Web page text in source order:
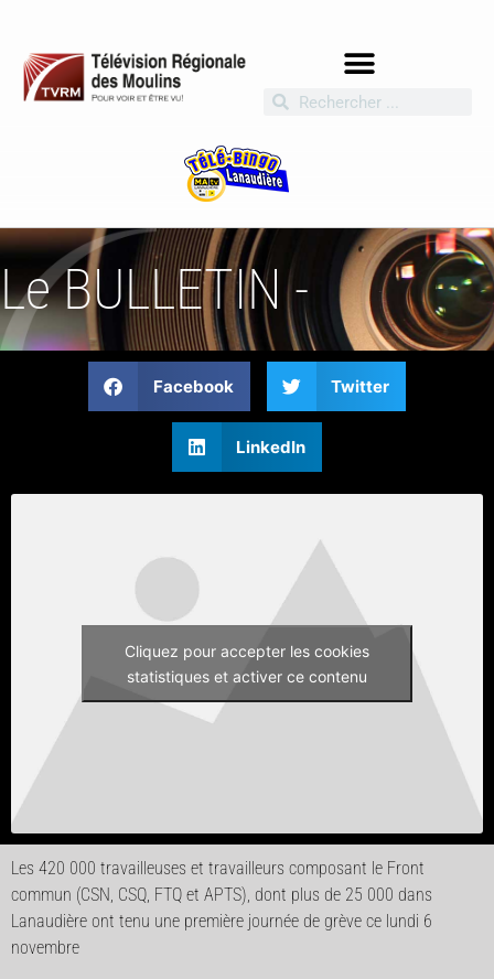
Le BULLETIN -
Facebook Twitter
LinkedIn
Cliquez pour accepter les cookies
statistiques et activer ce contenu
Les 420 000 travailleuses et travailleurs composant le Front
commun (CSN, CSQ, FTQ et APTS), dont plus de 25 000 dans
Lanaudière ont tenu une première journée de grève ce lundi 6
novembre